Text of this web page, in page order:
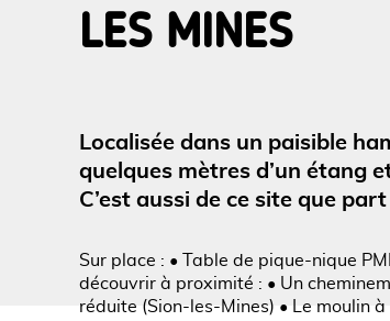
LES MINES
Localisée dans un paisible
quelques mètres d’un étang
C’est aussi de ce site que
Sur place : • Table de pique-nique
découvrir à proximité : • Un
réduite (Sion-les-Mines) • Le moulin